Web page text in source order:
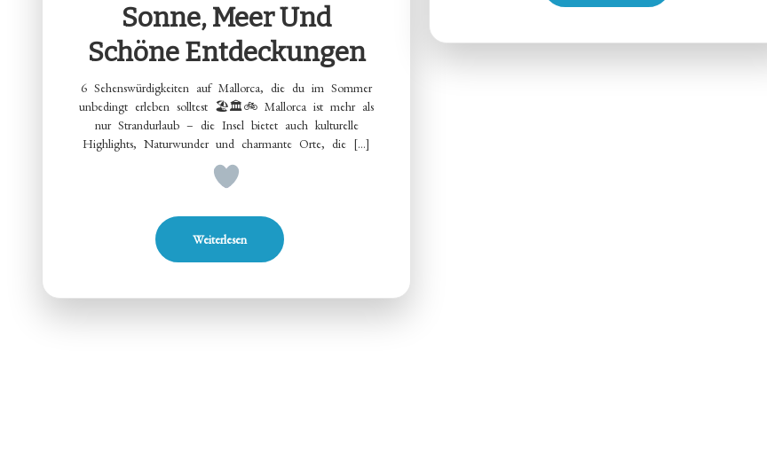
Sonne, Meer Und
Schöne Entdeckungen
6 Sehenswürdigkeiten auf Mallorca, die du im Sommer
unbedingt erleben solltest 🏖️🏛️🚲 Mallorca ist mehr als
nur Strandurlaub – die Insel bietet auch kulturelle
Highlights, Naturwunder und charmante Orte, die […]
Weiterlesen